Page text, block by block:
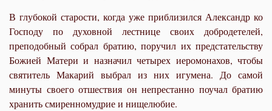
В глубокой старости, когда уже приблизился Александр ко
Господу по духовной лестнице своих добродетелей,
преподобный собрал братию, поручил их предстательству
Божией Матери и назначил четырех иеромонахов, чтобы
святитель Макарий выбрал из них игумена. До самой
минуты своего отшествия он непрестанно поучал братию
хранить смиренномудрие и нищелюбие.